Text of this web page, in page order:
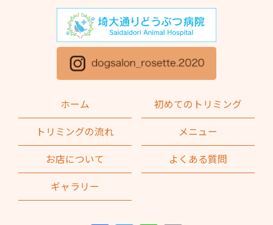
2025年1月(1)
2024年12月(1)
2024年10月(2)
2024年9月
ホーム
初めてのトリミング
トリミングの流れ
メニュー
お店について
よくある質問
ギャラリー